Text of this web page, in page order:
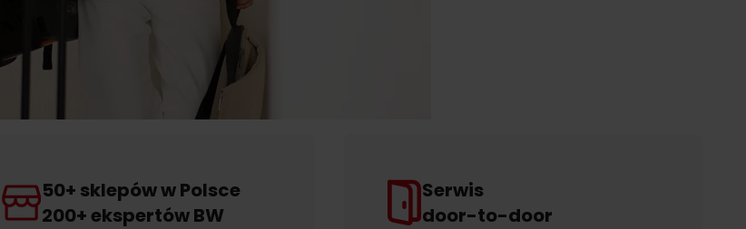
50+ sklepów w Polsce
200+ ekspertów BW
Serwis
door-to-door